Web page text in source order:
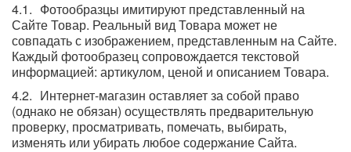
Фотообразцы имитируют представленный на
Сайте Товар. Реальный вид Товара может не
совпадать с изображением, представленным на Сайте.
Каждый фотообразец сопровождается текстовой
информацией: артикулом, ценой и описанием Товара.
Интернет-магазин оставляет за собой право
(однако не обязан) осуществлять предварительную
проверку, просматривать, помечать, выбирать,
изменять или убирать любое содержание Сайта.